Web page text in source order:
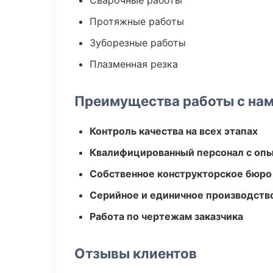
Протяжные работы
Зуборезные работы
Плазменная резка
Преимущества работы с
Контроль качества на всех этапах
Квалифицированный персонал с
Собственное конструкторское бюро
Серийное и единичное
Работа по чертежам заказчика
Отзывы клиентов